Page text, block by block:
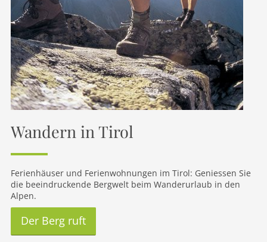
Wandern in Tirol
Ferienhäuser und Ferienwohnungen im Tirol: Geniessen Sie
die beeindruckende Bergwelt beim Wanderurlaub in den
Alpen.
Der Berg ruft